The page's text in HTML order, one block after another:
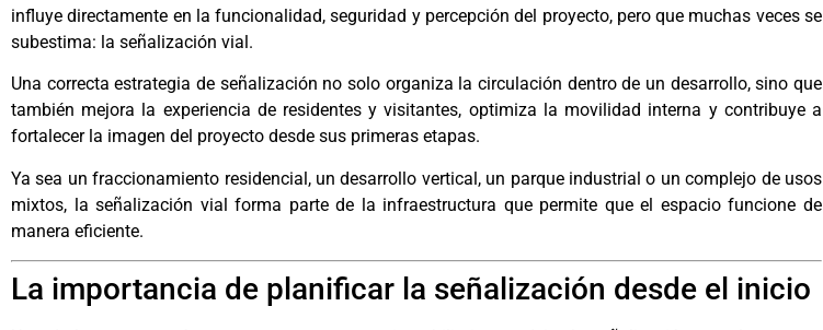
influye directamente en la funcionalidad, seguridad y percepción del proyecto, pero que muchas veces se
subestima: la señalización vial.
Una correcta estrategia de señalización no solo organiza la circulación dentro de un desarrollo, sino que
también mejora la experiencia de residentes y visitantes, optimiza la movilidad interna y contribuye a
fortalecer la imagen del proyecto desde sus primeras etapas.
Ya sea un fraccionamiento residencial, un desarrollo vertical, un parque industrial o un complejo de usos
mixtos, la señalización vial forma parte de la infraestructura que permite que el espacio funcione de
manera eficiente.
La importancia de planificar la señalización desde el inicio